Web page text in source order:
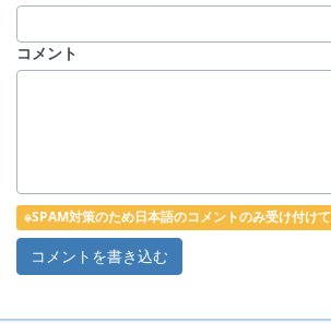
コメント
※SPAM対策のため日本語のコメントのみ受け付け